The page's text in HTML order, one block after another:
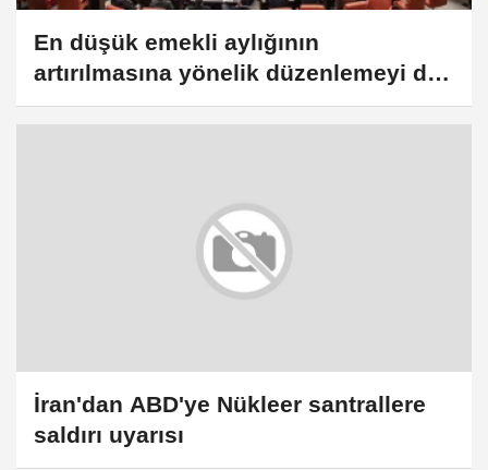
En düşük emekli aylığının
artırılmasına yönelik düzenlemeyi de
içeren kanun teklifi TBMM Genel
İran'dan ABD'ye Nükleer santrallere
saldırı uyarısı